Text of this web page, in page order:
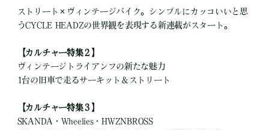
ストリート×ヴィンテージバイク。シンプルにカッコいいと思
うCYCLE HEADZの世界観を表現する新連載がスタート。
【カルチャー特集２】
ヴィンテージトライアンフの新たな魅力
1台の旧車で走るサーキット＆ストリート
【カルチャー特集３】
SKANDA・Wheelies・HWZNBROSS